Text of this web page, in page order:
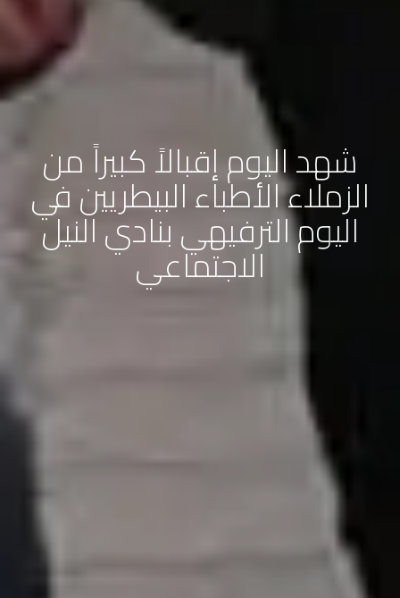
شهد اليوم إقبالاً كبيراً من
الزملاء الأطباء البيطريين في
اليوم الترفيهي بنادي النيل
الاجتماعي